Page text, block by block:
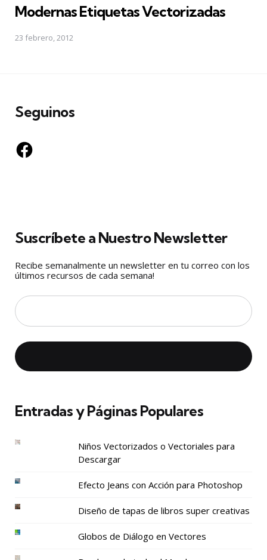
Modernas Etiquetas Vectorizadas
23 febrero, 2012
Seguinos
Facebook
Suscríbete a Nuestro Newsletter
Recibe semanalmente un newsletter en tu correo con los
últimos recursos de cada semana!
Entradas y Páginas Populares
Niños Vectorizados o Vectoriales para
Descargar
Efecto Jeans con Acción para Photoshop
Diseño de tapas de libros super creativas
Globos de Diálogo en Vectores